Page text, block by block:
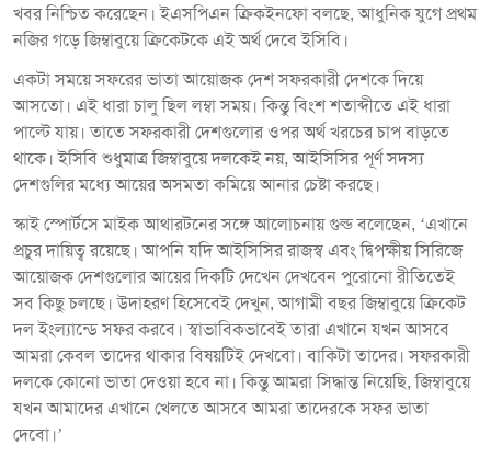
খবর নিশ্চিত করেছেন। ইএসপিএন ক্রিকইনফো বলছে, আধুনিক যুগে প্রথম
নজির গড়ে জিম্বাবুয়ে ক্রিকেটকে এই অর্থ দেবে ইসিবি।
একটা সময়ে সফরের ভাতা আয়োজক দেশ সফরকারী দেশকে দিয়ে
আসতো। এই ধারা চালু ছিল লম্বা সময়। কিন্তু বিংশ শতাব্দীতে এই ধারা
পাল্টে যায়। তাতে সফরকারী দেশগুলোর ওপর অর্থ খরচের চাপ বাড়তে
থাকে। ইসিবি শুধুমাত্র জিম্বাবুয়ে দলকেই নয়, আইসিসির পূর্ণ সদস্য
দেশগুলির মধ্যে আয়ের অসমতা কমিয়ে আনার চেষ্টা করছে।
স্কাই স্পোর্টসে মাইক আথারটনের সঙ্গে আলোচনায় গুল্ড বলেছেন, ‘এখানে
প্রচুর দায়িত্ব রয়েছে। আপনি যদি আইসিসির রাজস্ব এবং দ্বিপক্ষীয় সিরিজে
আয়োজক দেশগুলোর আয়ের দিকটি দেখেন দেখবেন পুরোনো রীতিতেই
সব কিছু চলছে। উদাহরণ হিসেবেই দেখুন, আগামী বছর জিম্বাবুয়ে ক্রিকেট
দল ইংল্যান্ডে সফর করবে। স্বাভাবিকভাবেই তারা এখানে যখন আসবে
আমরা কেবল তাদের থাকার বিষয়টিই দেখবো। বাকিটা তাদের। সফরকারী
দলকে কোনো ভাতা দেওয়া হবে না। কিন্তু আমরা সিদ্ধান্ত নিয়েছি, জিম্বাবুয়ে
যখন আমাদের এখানে খেলতে আসবে আমরা তাদেরকে সফর ভাতা
দেবো।’